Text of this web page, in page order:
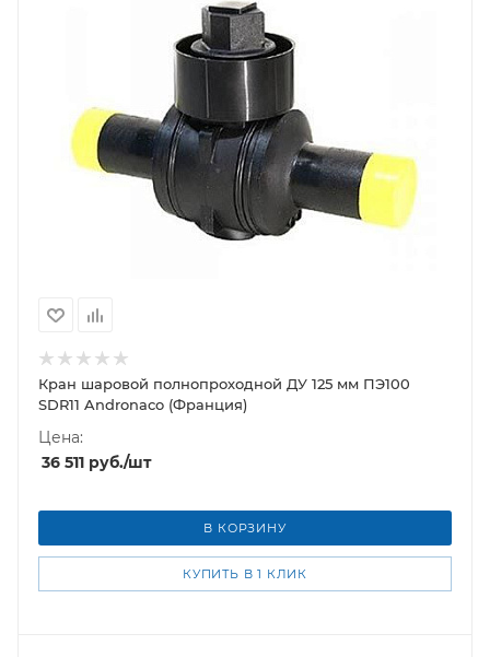
Кран шаровой полнопроходной ДУ 125 мм ПЭ100
SDR11 Andronaco (Франция)
Цена:
36 511 руб./шт
В КОРЗИНУ
КУПИТЬ В 1 КЛИК